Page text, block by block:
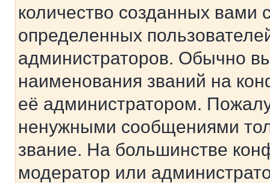
количество созданных
определенных
администраторов. Обычно
наименования званий на
её администратором.
ненужными сообщениями
звание. На большинстве
модератор или